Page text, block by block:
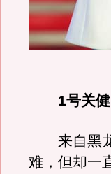
1号关
来自黑龙
难，但却一